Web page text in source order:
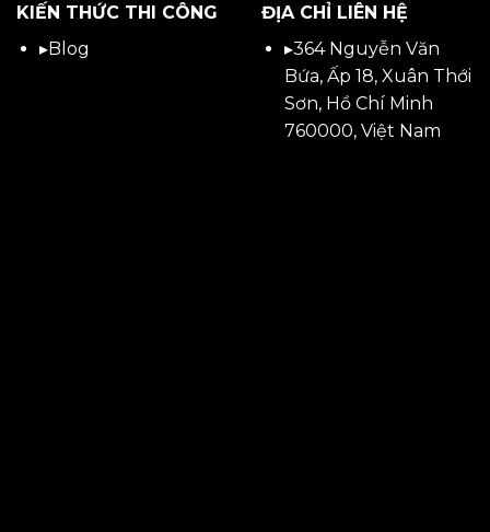
KIẾN THỨC THI CÔNG
▸Blog
ĐỊA CHỈ LIÊN HỆ
▸364 Nguyễn Văn
Bứa, Ấp 18, Xuân Thới
Sơn, Hồ Chí Minh
760000, Việt Nam